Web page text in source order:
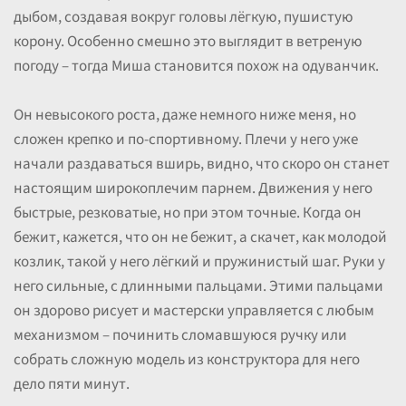
дыбом, создавая вокруг головы лёгкую, пушистую
корону. Особенно смешно это выглядит в ветреную
погоду – тогда Миша становится похож на одуванчик.
Он невысокого роста, даже немного ниже меня, но
сложен крепко и по-спортивному. Плечи у него уже
начали раздаваться вширь, видно, что скоро он станет
настоящим широкоплечим парнем. Движения у него
быстрые, резковатые, но при этом точные. Когда он
бежит, кажется, что он не бежит, а скачет, как молодой
козлик, такой у него лёгкий и пружинистый шаг. Руки у
него сильные, с длинными пальцами. Этими пальцами
он здорово рисует и мастерски управляется с любым
механизмом – починить сломавшуюся ручку или
собрать сложную модель из конструктора для него
дело пяти минут.